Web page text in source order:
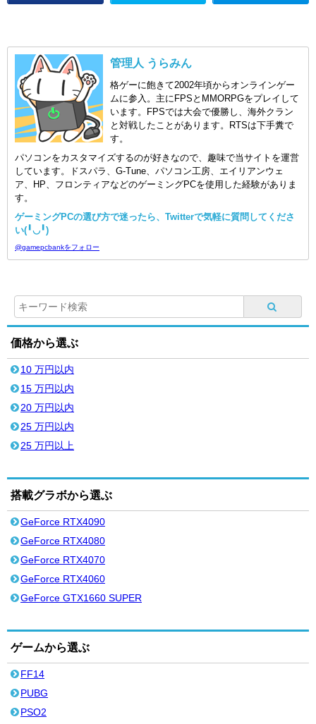
管理人 うらみん
格ゲーに飽きて2002年頃からオンラインゲー
ムに参入。主にFPSとMMORPGをプレイして
います。FPSでは大会で優勝し、海外クラン
と対戦したことがあります。RTSは下手糞で
す。
パソコンをカスタマイズするのが好きなので、趣味で当サイトを運営
しています。ドスパラ、G-Tune、パソコン工房、エイリアンウェ
ア、HP、フロンティアなどのゲーミングPCを使用した経験がありま
す。
ゲーミングPCの選び方で迷ったら、Twitterで気軽に質問してくださ
い(╹◡╹)
@gamepcbankをフォロー
価格から選ぶ
10 万円以内
15 万円以内
20 万円以内
25 万円以内
25 万円以上
搭載グラボから選ぶ
GeForce RTX4090
GeForce RTX4080
GeForce RTX4070
GeForce RTX4060
GeForce GTX1660 SUPER
ゲームから選ぶ
FF14
PUBG
PSO2